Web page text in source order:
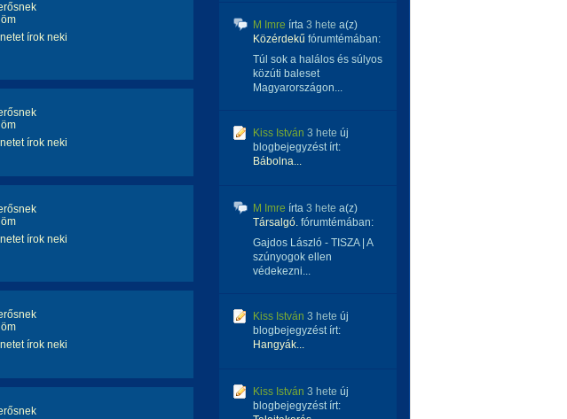
írok neki
írok neki
írok neki
írok neki
M Imre írta 3 hete a(z)
Közérdekű fórumtémában:
Túl sok a halálos és súlyos
közúti baleset
Magyarországon...
Kiss István 3 hete új
blogbejegyzést írt:
Bábolna...
M Imre írta 3 hete a(z)
Társalgó. fórumtémában:
Gajdos László - TISZA | A
szúnyogok ellen
védekezni...
Kiss István 3 hete új
blogbejegyzést írt:
Hangyák...
Kiss István 3 hete új
blogbejegyzést írt: